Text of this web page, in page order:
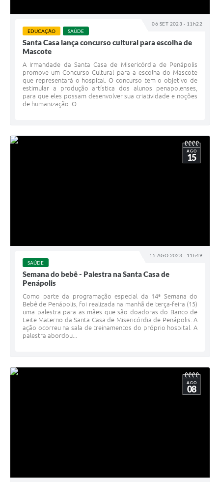
06 SET 2023 - 11h22
EDUCAÇÃO SAÚDE
Santa Casa lança concurso cultural para escolha de
Mascote
A Irmandade da Santa Casa de Misericórdia de Penápolis
promove um Concurso Cultural para a escolha do Mascote
que representará o hospital. O concurso tem o objetivo de
estimular a produção artística dos alunos penapolenses,
para que eles possam desenvolver sua criatividade e noções
de humanização. O...
15 AGO 2023 - 11h49
AGO
15
SAÚDE
Semana do bebê - Palestra na Santa Casa de
Penápolis
Como parte da programação especial da 14ª Semana do
Bebê de Penápolis, foi realizada na manhã de terça-feira (15)
uma palestra para as mães que são doadoras do Banco de
Leite Materno da Santa Casa de Misericórdia de Penápolis. A
ação ocorreu na sala de treinamentos do próprio hospital. A
palestra abordou...
AGO
08